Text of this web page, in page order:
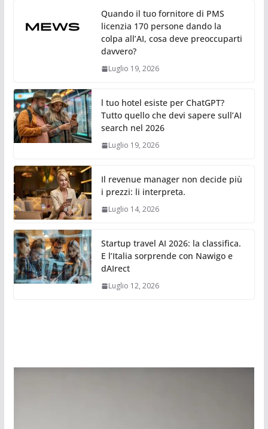
Quando il tuo fornitore di PMS
licenzia 170 persone dando la
colpa all’AI, cosa deve preoccuparti
davvero?
Luglio 19, 2026
l tuo hotel esiste per ChatGPT?
Tutto quello che devi sapere sull’AI
search nel 2026
Luglio 19, 2026
Il revenue manager non decide più
i prezzi: li interpreta.
Luglio 14, 2026
Startup travel AI 2026: la classifica.
E l’Italia sorprende con Nawigo e
dAIrect
Luglio 12, 2026